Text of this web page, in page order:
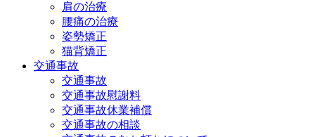
肩の治療
腰痛の治療
姿勢矯正
猫背矯正
交通事故
交通事故
交通事故慰謝料
交通事故休業補償
交通事故の相談